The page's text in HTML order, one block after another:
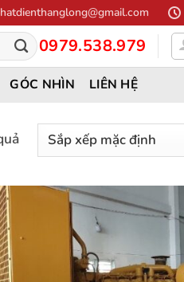
0979.538.979
GÓC NHÌN LIÊN HỆ